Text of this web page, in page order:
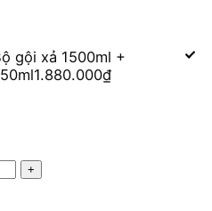
gội xả 1500ml +
1.880.000₫